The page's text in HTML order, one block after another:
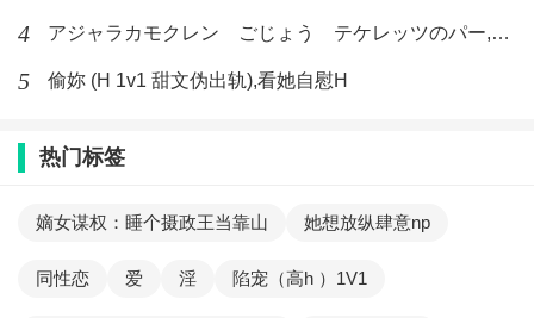
4 アジャラカモクレン ごじょう テケレッツのパー,【No. 42 Rube Goldberg Machine】十四
5 偷妳 (H 1v1 甜文伪出轨),看她自慰H
热门标签
嫡女谋权：睡个摄政王当靠山 她想放纵肆意np
同性恋 爱 淫 陷宠（高h ）1V1